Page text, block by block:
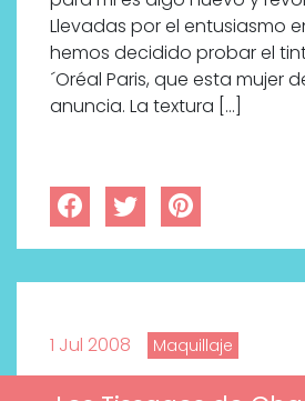
Llevadas por el entusiasmo
hemos decidido probar el
´Oréal Paris, que esta mujer
anuncia. La textura […]
1 Jul 2008 Maquillaje